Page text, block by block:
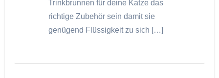
Trinkbrunnen für deine Katze das
richtige Zubehör sein damit sie
genügend Flüssigkeit zu sich […]